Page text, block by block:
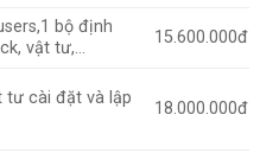
bộ định
vật tư,…
15.600.000đ
tư cài đặt và lập
18.000.000đ